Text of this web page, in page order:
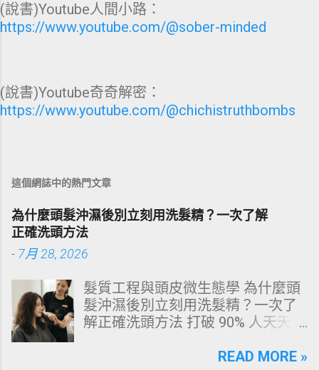
(說書)Youtube人間小路：
https://www.youtube.com/@sober-minded
(說書)Youtube奇奇解密：
https://www.youtube.com/@chichistruthbombs
這個網誌中的熱門文章
為什麼頭髮沖濕後別立刻用洗髮精？一次了解
正確洗頭方法
- 7月 28, 2026
髮質工程與頭皮微生態學 為什麼頭
髮沖濕後別立刻用洗髮精？一次了
解正確洗頭方法 打破 90% 人天天在
構化思維，拆解頭皮清潔的物理與
READ MORE »